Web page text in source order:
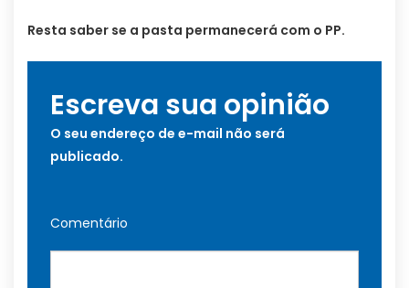
Resta saber se a pasta permanecerá com o PP.
Escreva sua opinião
O seu endereço de e-mail não será
publicado.
Comentário